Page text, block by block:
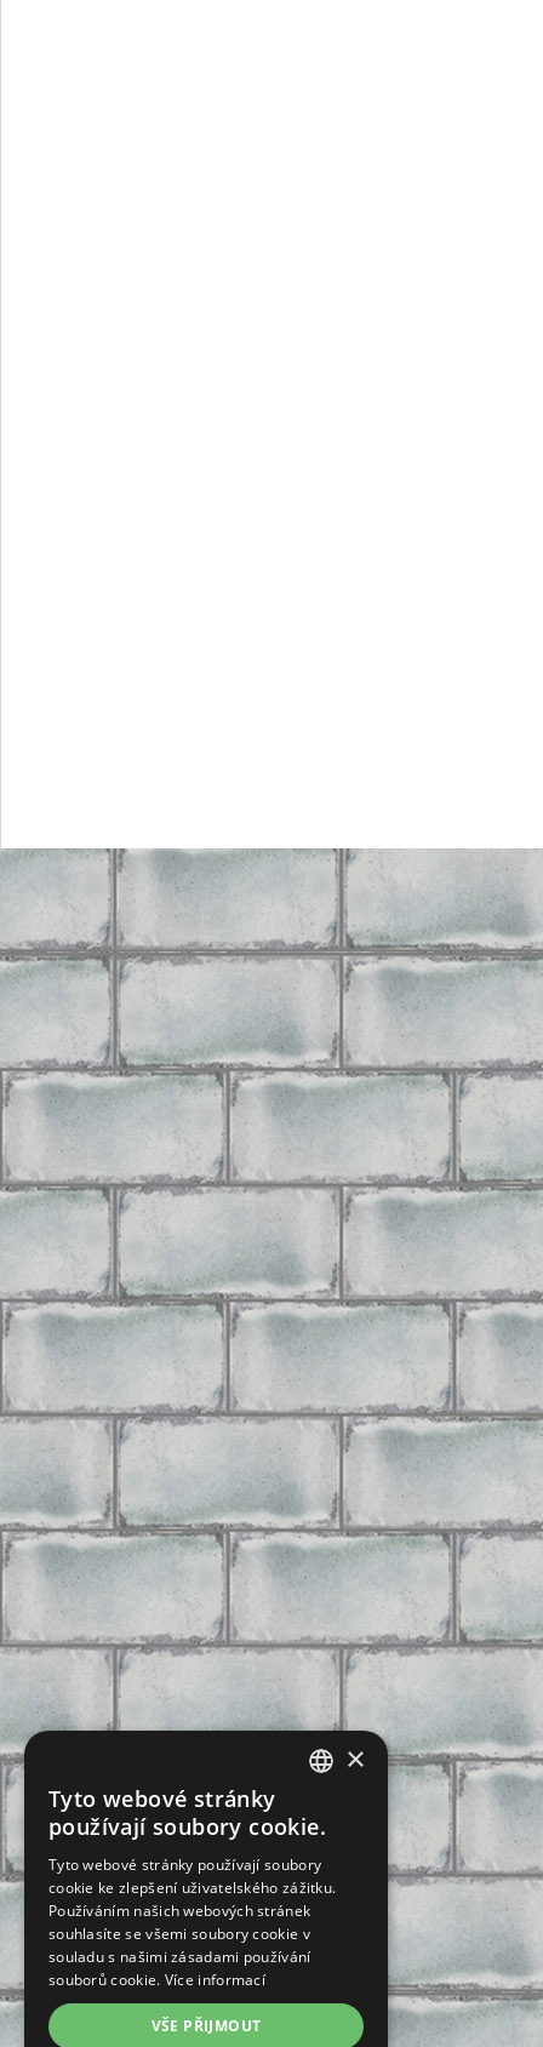
GERMAN
FRENCH
×
Tyto webové stránky
používají soubory cookie.
Tyto webové stránky používají soubory
cookie ke zlepšení uživatelského zážitku.
Používáním našich webových stránek
souhlasíte se všemi soubory cookie v
souladu s našimi zásadami používání
souborů cookie. Více informací
VŠE PŘIJMOUT